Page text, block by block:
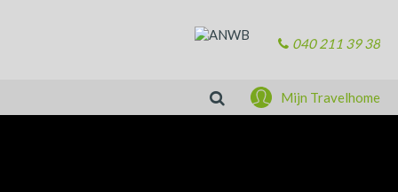
040 211 39 38
Zoeken Mijn Travelhome